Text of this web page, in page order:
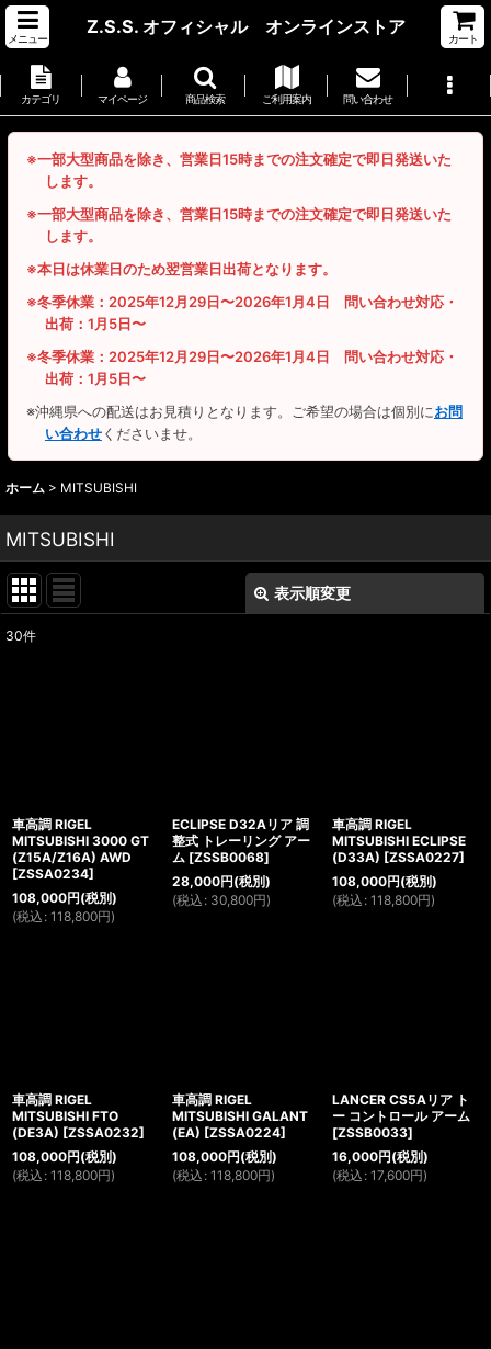
メニュー
Z.S.S. オフィシャル オンラインストア
カート
カテゴリ マイページ 商品検索 ご利用案内 問い合わせ
※一部大型商品を除き、営業日15時までの注文確定で即日発送いた
します。
※一部大型商品を除き、営業日15時までの注文確定で即日発送いた
します。
※本日は休業日のため翌営業日出荷となります。
※冬季休業：2025年12月29日〜2026年1月4日 問い合わせ対応・
出荷：1月5日〜
※冬季休業：2025年12月29日〜2026年1月4日 問い合わせ対応・
出荷：1月5日〜
※沖縄県への配送はお見積りとなります。ご希望の場合は個別にお問
い合わせくださいませ。
ホーム > MITSUBISHI
MITSUBISHI
表示順変更
30件
車高調 RIGEL
MITSUBISHI 3000 GT
(Z15A/Z16A) AWD
[ZSSA0234]
108,000円(税別)
(税込 : 118,800円)
ECLIPSE D32Aリア 調
整式 トレーリング アー
ム [ZSSB0068]
28,000円(税別)
(税込 : 30,800円)
車高調 RIGEL
MITSUBISHI ECLIPSE
(D33A) [ZSSA0227]
108,000円(税別)
(税込 : 118,800円)
車高調 RIGEL
MITSUBISHI FTO
(DE3A) [ZSSA0232]
108,000円(税別)
(税込 : 118,800円)
車高調 RIGEL
MITSUBISHI GALANT
(EA) [ZSSA0224]
108,000円(税別)
(税込 : 118,800円)
LANCER CS5Aリア ト
ー コントロール アーム
[ZSSB0033]
16,000円(税別)
(税込 : 17,600円)